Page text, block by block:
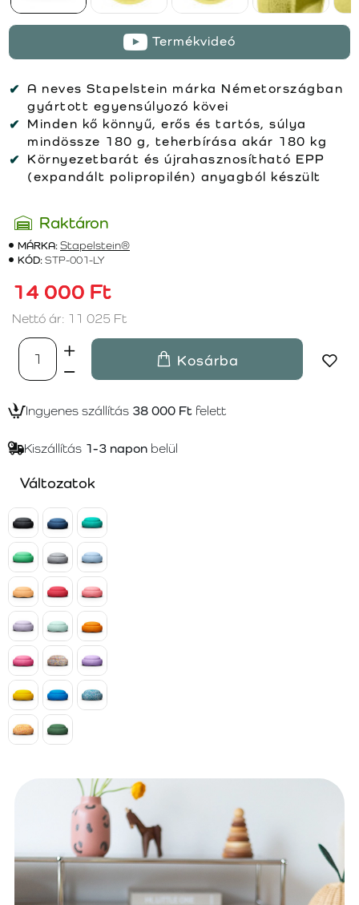
Termékvideó
A neves Stapelstein márka Németországban
gyártott egyensúlyozó kövei
Minden kő könnyű, erős és tartós, súlya
mindössze 180 g, teherbírása akár 180 kg
Környezetbarát és újrahasznosítható EPP
(expandált polipropilén) anyagból készült
Raktáron
MÁRKA:Stapelstein®
KÓD:STP-001-LY
14 000 Ft
Nettó ár: 11 025 Ft
Kosárba
Ingyenes szállítás 38 000 Ft felett
Kiszállítás 1-3 napon belül
Változatok